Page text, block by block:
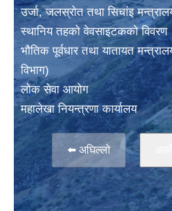
उर्जा, जलस्राेत तथा सिचांइ
स्थानिय तहकाे वेवसाइटककाे विवरण
भाैतिक पूर्वधार तथा यातायत
विभाग)
लाेक सेवा आयोग
महालेखा नियन्त्रणा कार्यालय
⬅️ अघिल्लो